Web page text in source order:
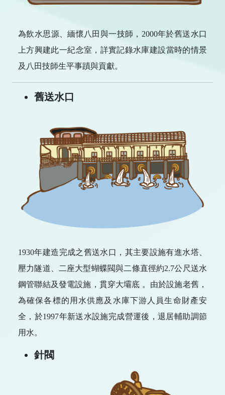
為飲水思源、緬懷八田與一技師，2000年於舊送水口
上方興建此一紀念室，詳實記錄水庫建設當時的情景
及八田技師生平事蹟與貢獻。
舊送水口
1930年建造完成之舊送水口，其主要設施有進水塔、
壓力隧道、二座大型蝴蝶閥與二條直徑約2.7公尺送水
鋼管聯結及發電設施，貫穿大壩底 。由於設施老舊，
為確保各標的用水供應及水庫下游人員生命財產安
全，於1997年新送水設施完成營運後，退居輔助調節
用水。
針閥